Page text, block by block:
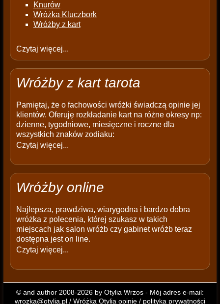
Knurów
Wróżka Kluczbork
Wróżby z kart
Czytaj więcej...
Wróżby z kart tarota
Pamiętaj, że o fachowości wróżki świadczą opinie jej
klientów. Oferuję rozkładanie kart na różne okresy np:
dzienne, tygodniowe, miesięczne i roczne dla
wszystkich znaków zodiaku:
Czytaj więcej...
Wróżby online
Najlepsza, prawdziwa, wiarygodna i bardzo dobra
wróżka z polecenia, której szukasz w takich
miejscach jak salon wróżb czy gabinet wróżb teraz
dostępna jest on line.
Czytaj więcej...
© and author 2008-2026 by Otylia Wrzos - Mój adres e-mail:
wrozka@otylia.pl/ Wróżka Otylia opinie/ polityka prywatności